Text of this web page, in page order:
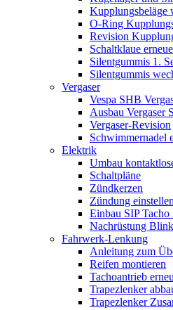
Kupplungsbeläge
O-Ring
Revision
Schaltklaue
Silentgummis 1.
Silentgummis
Vergaser
Vespa SHB
Ausbau Vergaser
Vergaser-Revision
Schwimmernadel
Elektrik
Umbau
Schaltpläne
Zündkerzen
Zündung einstellen
Einbau SIP Tacho
Nachrüstung
Fahrwerk-Lenkung
Anleitung zum
Reifen montieren
Tachoantrieb
Trapezlenker
Trapezlenker